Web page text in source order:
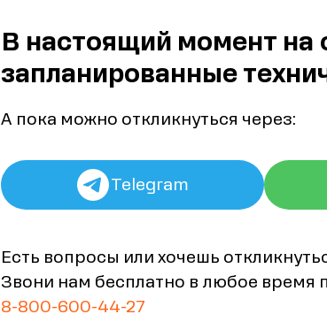
В настоящий момент на
запланированные
А пока можно откликнуться через:
Telegram
Есть вопросы или хочешь
Звони нам бесплатно в любое время
8-800-600-44-27